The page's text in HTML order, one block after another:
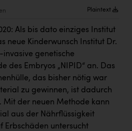
GmbH
und Motorhotels
Plaintext
Als bis dato einziges Institut
neue Kinderwunsch Institut Dr.
invasive genetische
des Embryos „NIPID“ an. Das
das bisher nötig war
zu gewinnen, ist dadurch
Mit der neuen Methode kann
aus der Nährflüssigkeit
Erbschäden untersucht